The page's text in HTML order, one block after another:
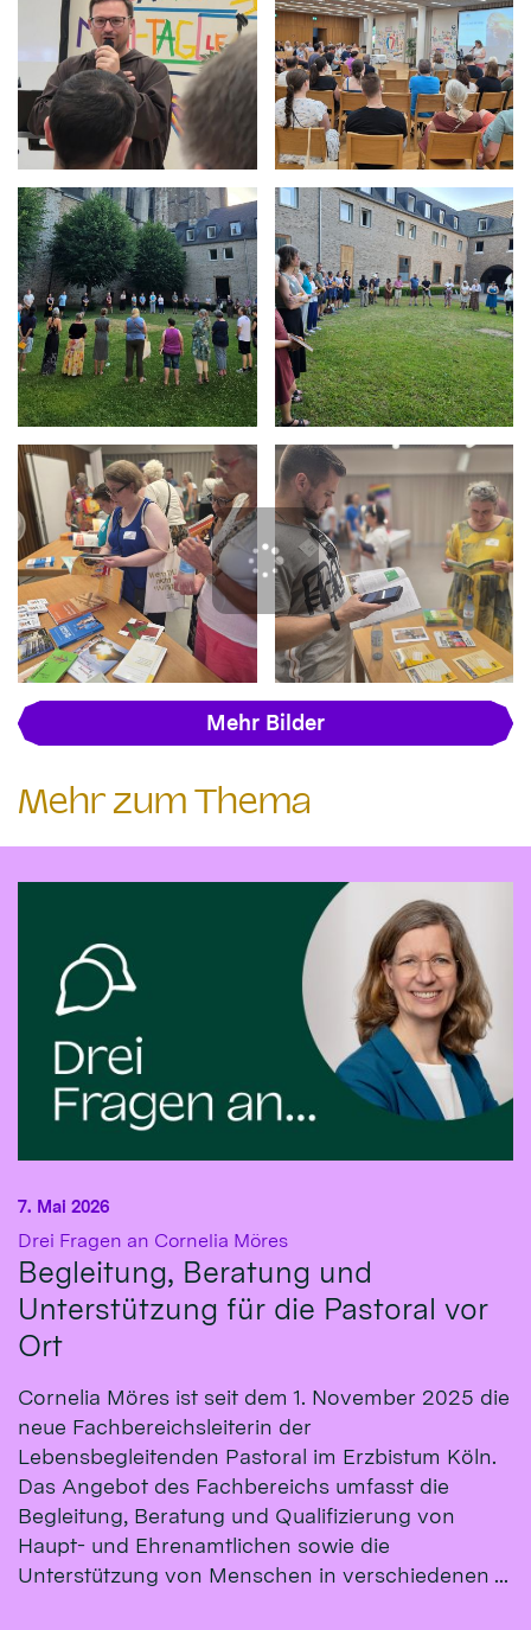
Mehr Bilder
Mehr zum Thema
Drei Fragen an Cornelia Möres:
Begleitung, Beratung und
Unterstützung für die Pastoral vor
Ort
7. Mai 2026
Cornelia Möres ist seit dem 1. November 2025 die
neue Fachbereichsleiterin der
Lebensbegleitenden Pastoral im Erzbistum Köln.
Das Angebot des Fachbereichs umfasst die
Begleitung, Beratung und Qualifizierung von
Haupt- und Ehrenamtlichen sowie die
Unterstützung von Menschen in verschiedenen ...